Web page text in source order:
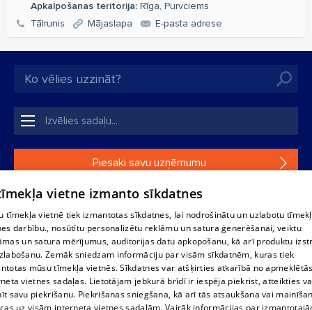
Apkalpošanas teritorija: Rīga, Purvciems
Tālrunis
Mājaslapa E-pasta adrese
Piesaki savu uzņēmumu
Ja tavs uzņēmums nav mūsu datubāzē, aizpildi vienkāršu
1188 datu bāzes, tās daļas vai datu bāzē iekļautās informācijas,
vai informācijas daļas pavairošana vai izplatīšana jebkādā formā
stingri aizliegta. Tāpat arī ir aizliegta lejupielāde automātiskā
režīmā. Jebkura 1188 web lapā publicētā materiāla
pārpublicēšana ir kategoriski aizliegta bez 1188 web lapas
vietne izmanto sīkdatnes
tīmekļa vietnē tiek izmantotas sīkdatnes, lai nodrošinātu un uzlabotu
darbību., nosūtītu personalizētu reklāmu un satura ģenerēšanai, veiktu
un satura mērījumus, auditorijas datu apkopošanu, kā arī produktu
Zemāk sniedzam informāciju par visām sīkdatnēm, kuras tiek
mūsu tīmekļa vietnēs. Sīkdatnes var atšķirties atkarībā no
vietnes sadaļas. Lietotājam jebkurā brīdī ir iespēja piekrist, atteikties
savu piekrišanu. Piekrišanas sniegšana, kā arī tās atsaukšana vai
uz visām interneta vietnes sadaļām. Vairāk informācijas par